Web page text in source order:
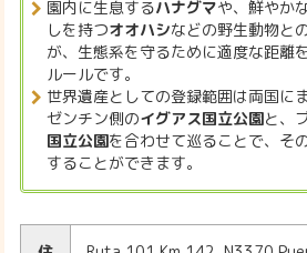
園内に生息するハナグマや、鮮やか
しを持つオオハシなどの野生動物と
が、生態系を守るために適度な距離
ルールです。
世界遺産としての登録範囲は両国に
ゼンチン側のイグアス国立公園と、
国立公園を合わせて巡ることで、そ
することができます。